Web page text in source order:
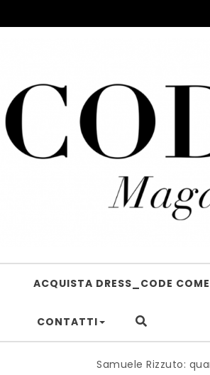
ACQUISTA DRESS_CODE COME
CONTATTI
Samuele Rizzuto: quando il